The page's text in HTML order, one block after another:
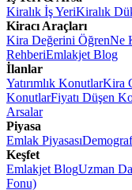
Kiralık İş YeriKiralık
Kiracı Araçları
Kira Değerini ÖğrenNe
RehberiEmlakjet Blog
İlanlar
Yatırımlık KonutlarKira
KonutlarFiyatı Düşen
Arsalar
Piyasa
Emlak Piyasası
Keşfet
Emlakjet BlogUzman
Fonu)